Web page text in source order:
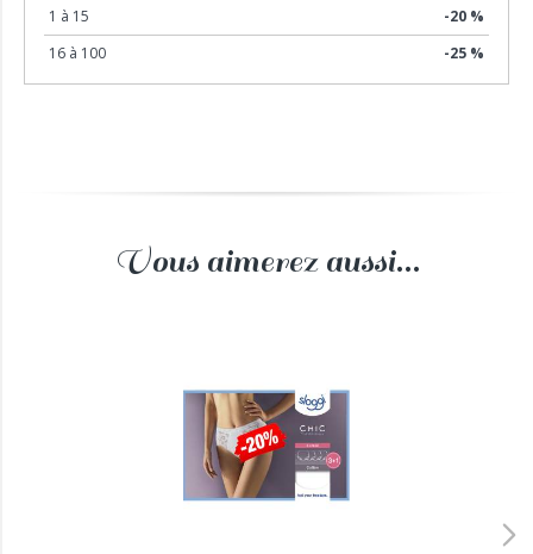
1 à 15
-20 %
16 à 100
-25 %
Vous aimerez aussi...